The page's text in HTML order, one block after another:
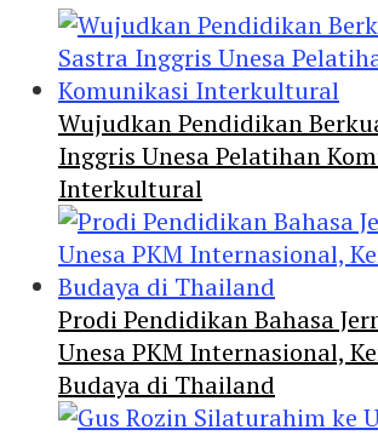
Wujudkan Pendidikan
Inggris Unesa Pelatihan
Interkultural
Prodi Pendidikan Bahasa
Unesa PKM Internasional,
Budaya di Thailand